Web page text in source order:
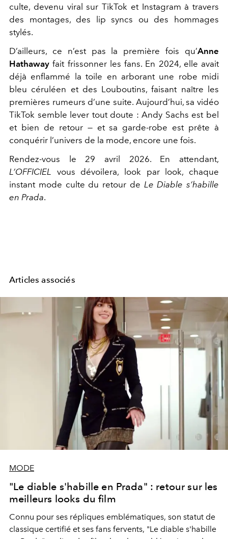
culte, devenu viral sur TikTok et Instagram à travers
des montages, des lip syncs ou des hommages
stylés.
D’ailleurs, ce n’est pas la première fois qu’Anne
Hathawayfait frissonner les fans. En 2024, elle avait
déjà enflammé la toile en arborant une robe midi
bleu céruléen et des Louboutins, faisant naître les
premières rumeurs d’une suite. Aujourd’hui, sa vidéo
TikTok semble lever tout doute : Andy Sachs est bel
et bien de retour — et sa garde-robe est prête à
conquérir l’univers de la mode, encore une fois.
Rendez-vous le 29 avril 2026. En attendant,
L’OFFICIEL vous dévoilera, look par look, chaque
instant mode culte du retour de Le Diable s’habille
en Prada.
Articles associés
MODE
"Le diable s'habille en Prada" : retour sur les
meilleurs looks du film
Connu pour ses répliques emblématiques, son statut de
classique certifié et ses fans fervents, "Le diable s'habille